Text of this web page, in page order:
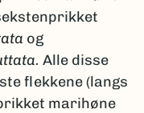
og
Alle disse
flekkene (langs
marihøne